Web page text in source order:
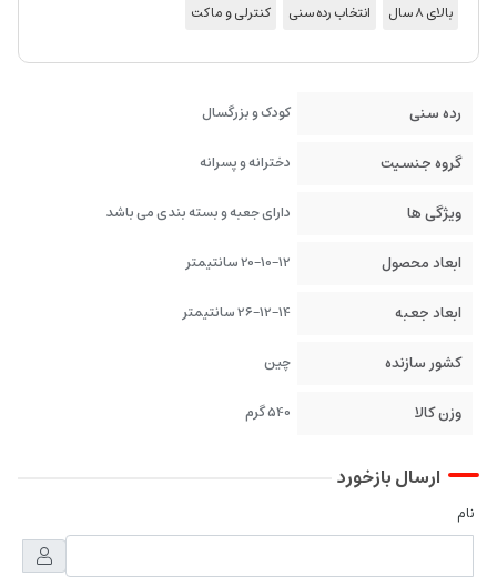
بالای 8 سال
انتخاب رده سنی کنترلی و ماکت
رده سنی کودک و بزرگسال
گروه جنسیت دخترانه و پسرانه
ویژگی ها دارای جعبه و بسته بندی می باشد
ابعاد محصول 20-10-12 سانتیمتر
ابعاد جعبه 26-12-14 سانتیمتر
کشور سازنده چین
وزن کالا 540 گرم
ارسال بازخورد
نام